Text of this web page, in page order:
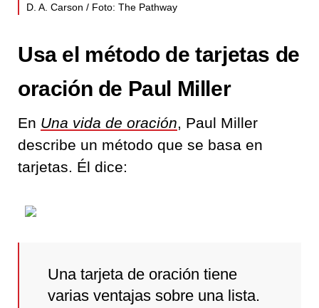
D. A. Carson / Foto: The Pathway
Usa el método de tarjetas de
oración de Paul Miller
En Una vida de oración, Paul Miller
describe un método que se basa en
tarjetas. Él dice:
Una tarjeta de oración tiene
varias ventajas sobre una lista.